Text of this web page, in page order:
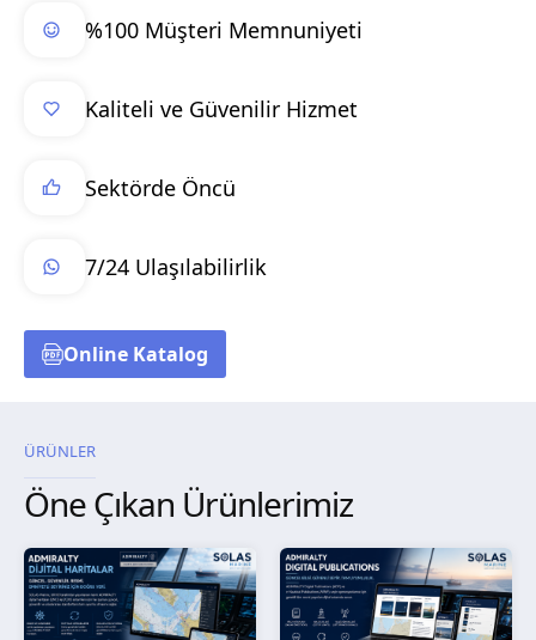
%100 Müşteri Memnuniyeti
Kaliteli ve Güvenilir Hizmet
Sektörde Öncü
7/24 Ulaşılabilirlik
Online Katalog
ÜRÜNLER
Öne Çıkan Ürünlerimiz